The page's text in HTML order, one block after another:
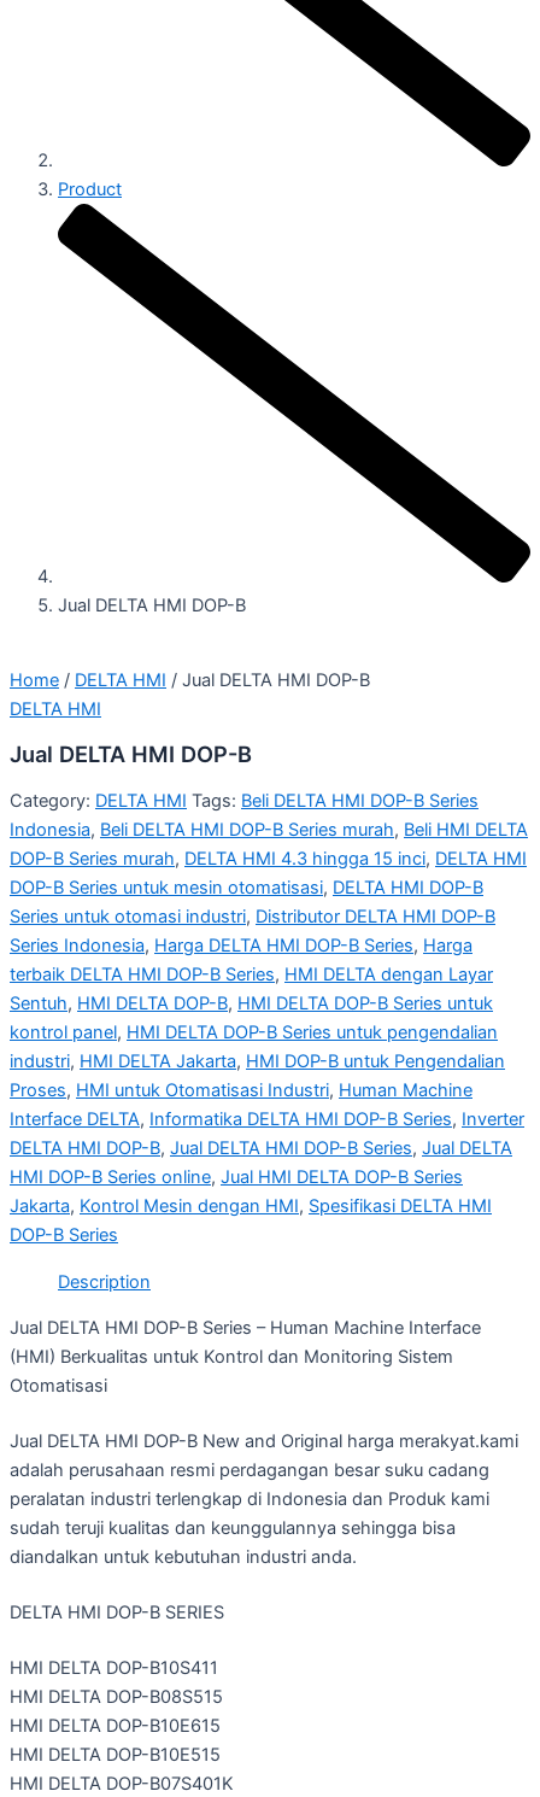
Product
Jual DELTA HMI DOP-B
Home / DELTA HMI / Jual DELTA HMI DOP-B
DELTA HMI
Jual DELTA HMI DOP-B
Category: DELTA HMI Tags: Beli DELTA HMI DOP-B Series
Indonesia, Beli DELTA HMI DOP-B Series murah, Beli HMI DELTA
DOP-B Series murah, DELTA HMI 4.3 hingga 15 inci, DELTA HMI
DOP-B Series untuk mesin otomatisasi, DELTA HMI DOP-B
Series untuk otomasi industri, Distributor DELTA HMI DOP-B
Series Indonesia, Harga DELTA HMI DOP-B Series, Harga
terbaik DELTA HMI DOP-B Series, HMI DELTA dengan Layar
Sentuh, HMI DELTA DOP-B, HMI DELTA DOP-B Series untuk
kontrol panel, HMI DELTA DOP-B Series untuk pengendalian
industri, HMI DELTA Jakarta, HMI DOP-B untuk Pengendalian
Proses, HMI untuk Otomatisasi Industri, Human Machine
Interface DELTA, Informatika DELTA HMI DOP-B Series, Inverter
DELTA HMI DOP-B, Jual DELTA HMI DOP-B Series, Jual DELTA
HMI DOP-B Series online, Jual HMI DELTA DOP-B Series
Jakarta, Kontrol Mesin dengan HMI, Spesifikasi DELTA HMI
DOP-B Series
Description
Jual DELTA HMI DOP-B Series – Human Machine Interface
(HMI) Berkualitas untuk Kontrol dan Monitoring Sistem
Otomatisasi
Jual DELTA HMI DOP-B New and Original harga merakyat.kami
adalah perusahaan resmi perdagangan besar suku cadang
peralatan industri terlengkap di Indonesia dan Produk kami
sudah teruji kualitas dan keunggulannya sehingga bisa
diandalkan untuk kebutuhan industri anda.
DELTA HMI DOP-B SERIES
HMI DELTA DOP-B10S411
HMI DELTA DOP-B08S515
HMI DELTA DOP-B10E615
HMI DELTA DOP-B10E515
HMI DELTA DOP-B07S401K